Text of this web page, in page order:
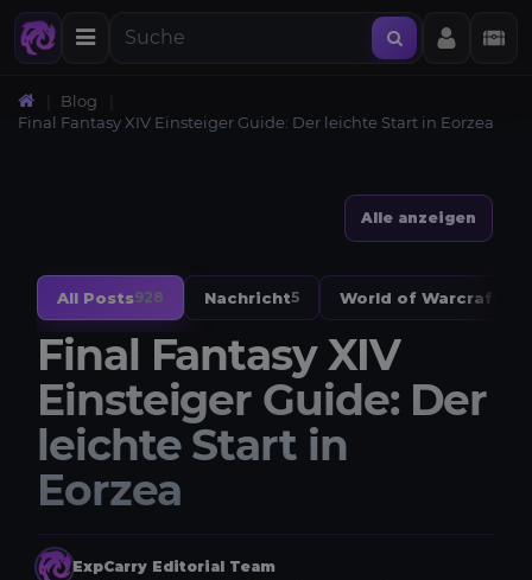
Blog
Final Fantasy XIV Einsteiger Guide: Der leichte Start in Eorzea
Alle anzeigen
All Posts928 Nachricht5 World of Warcraft
Final Fantasy XIV
Einsteiger Guide: Der
leichte Start in
Eorzea
ExpCarry Editorial Team